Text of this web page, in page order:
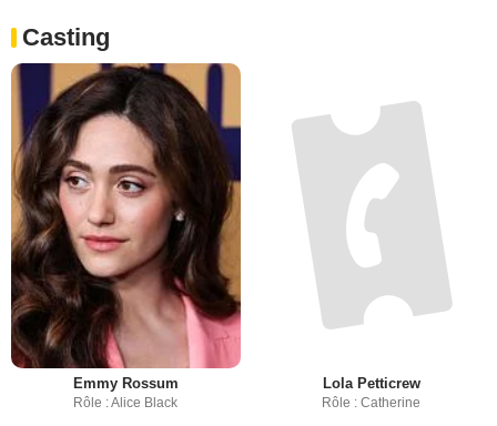
Casting
Emmy Rossum
Rôle : Alice Black
Lola Petticrew
Rôle : Catherine